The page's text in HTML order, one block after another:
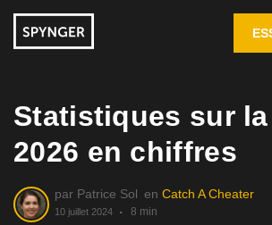
Statistiques sur
2026 en chiffres
par Patrice Sol en Catch A Cheater
10 juillet 2024 8 min